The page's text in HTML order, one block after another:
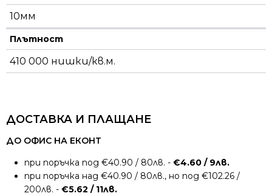
10мм
Плътност
410 000 нишки/кв.м.
ДОСТАВКА И ПЛАЩАНЕ
ДО ОФИС НА ЕКОНТ
при поръчка под €40.90 / 80лв. - €4.60 / 9лв.
при поръчка над €40.90 / 80лв., но под €102.26 /
200лв. - €5.62 / 11лв.